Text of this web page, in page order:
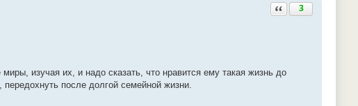
Ответить с цитатой
3
изучая их, и надо сказать, что нравится ему такая жизнь до
после долгой семейной жизни.